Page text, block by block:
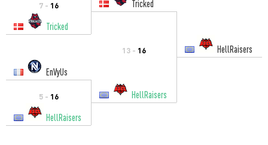
7 - 16
Tricked
Tricked
13 - 16
HellRaisers
EnVyUs
5 - 16
HellRaisers
HellRaisers